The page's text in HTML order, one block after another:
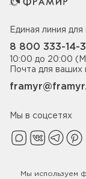
Единая линия для
8 800 333-14-
10:00 до 20:00
Почта для ваших
Мы в соцсетях
Мы используем